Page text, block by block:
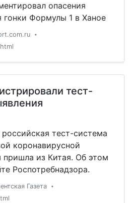
опасения
гонки Формулы 1 в Ханое
•
тест-
тест-система
коронавирусной
пришла из Китая. Об этом
Роспотребнадзора.
Газета •